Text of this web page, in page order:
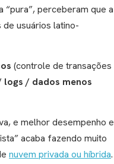
“pura”, perceberam que a
usuários latino-
(controle de transações
logs / dados menos
e melhor desempenho e
acaba fazendo muito
nuvem privada ou híbrida.